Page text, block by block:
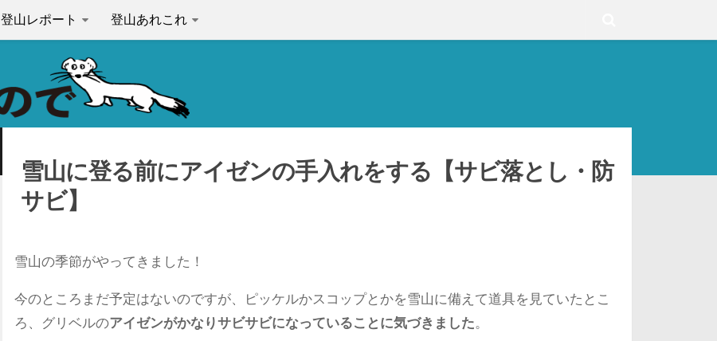
登山レポート 登山あれこれ
雪山に登る前にアイゼンの手入れをする【サビ落とし・防
サビ】
雪山の季節がやってきました！
今のところまだ予定はないのですが、ピッケルかスコップとかを雪山に備えて道具を見ていたとこ
ろ、グリベルのアイゼンがかなりサビサビになっていることに気づきました。